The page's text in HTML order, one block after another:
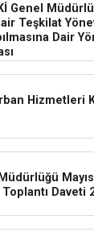
Genel
Teşkilat
Dair
Hizmetleri
Daveti